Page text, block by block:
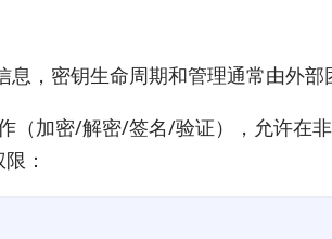
，密钥生命周期和管理通常由外部
（加密/解密/签名/验证），允许在
：